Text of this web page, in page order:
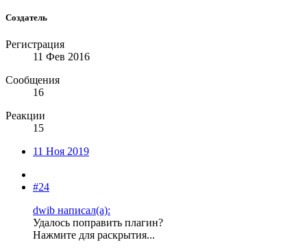
Создатель
Регистрация
11 Фев 2016
Сообщения
16
Реакции
15
11 Ноя 2019
#24
dwib написал(а):
Удалось поправить плагин?
Нажмите для раскрытия...